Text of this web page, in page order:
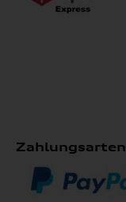
Zahlungsarten